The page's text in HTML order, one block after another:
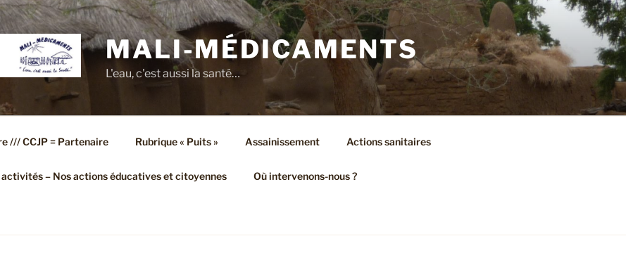
MALI-MÉDICAMENTS
L'eau, c'est aussi la santé…
/// CCJP = Partenaire Rubrique « Puits » Assainissement Actions sanitaires
activités – Nos actions éducatives et citoyennes Où intervenons-nous ?